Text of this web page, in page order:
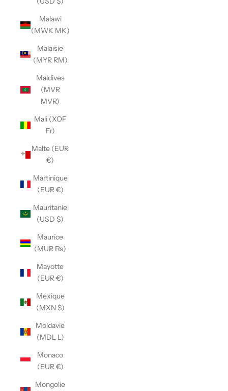
Malawi
(MWK MK)
Malaisie
(MYR RM)
Maldives
(MVR
MVR)
Mali (XOF
Fr)
Malte (EUR
€)
Martinique
(EUR €)
Mauritanie
(USD $)
Maurice
(MUR ₨)
Mayotte
(EUR €)
Mexique
(MXN $)
Moldavie
(MDL L)
Monaco
(EUR €)
Mongolie